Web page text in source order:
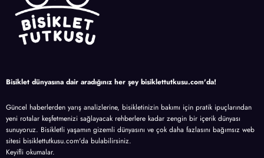
Bisiklet dünyasına dair aradığınız her şey bisiklettutkusu.com'da!
Güncel haberlerden yarış analizlerine, bisikletinizin bakımı için pratik ipuçlarından
yeni rotalar keşfetmenizi sağlayacak rehberlere kadar zengin bir içerik dünyası
sunuyoruz. Bisikletli yaşamın gizemli dünyasını ve çok daha fazlasını bağımsız web
sitesi bisiklettutkusu.com'da bulabilirsiniz.
Keyifli okumalar.